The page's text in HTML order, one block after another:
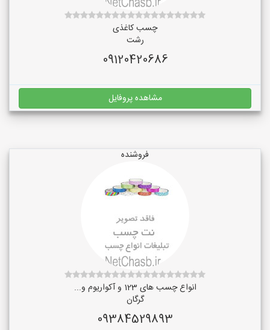
چسب کاغذی
رشت
09120420686
مشاهده پروفایل
فروشنده
انواع چسب های 123 و آکواریوم و...
گرگان
09384529893